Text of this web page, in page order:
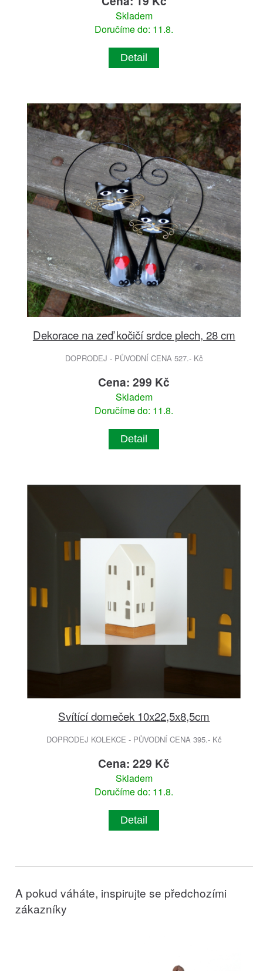
Skladem
Doručíme do: 11.8.
Detail
Dekorace na zeď kočičí srdce plech, 28 cm
DOPRODEJ - PŮVODNÍ CENA 527.- Kč
Cena: 299 Kč
Skladem
Doručíme do: 11.8.
Detail
Svítící domeček 10x22,5x8,5cm
DOPRODEJ KOLEKCE - PŮVODNÍ CENA 395.- Kč
Cena: 229 Kč
Skladem
Doručíme do: 11.8.
Detail
A pokud váháte, inspirujte se předchozími
zákazníky